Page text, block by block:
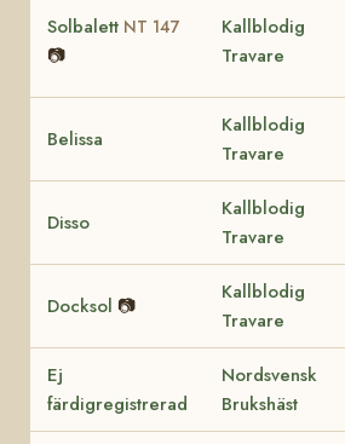
Solbalett NT 147
📷
Kallblodig
Travare
Belissa
Kallblodig
Travare
Disso
Kallblodig
Travare
Docksol 📷
Kallblodig
Travare
Ej
färdigregistrerad
Nordsvensk
Brukshäst